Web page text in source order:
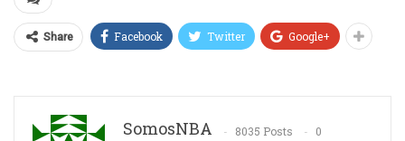
Share Facebook Twitter Google+
SomosNBA 8035 Posts
0